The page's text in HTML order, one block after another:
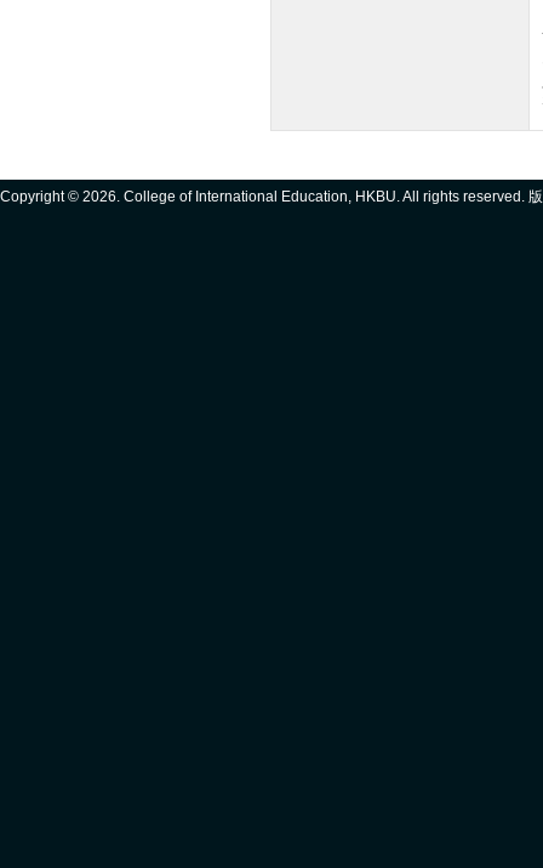
Copyright © 2026. College of International Education, HKBU. All rights reserved.